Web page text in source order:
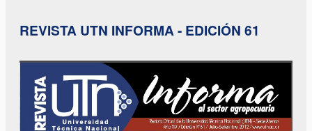
REVISTA UTN INFORMA - EDICIÓN 61